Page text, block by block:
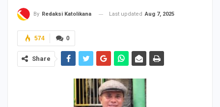
By Redaksi Katolikana Last updated Aug 7, 2025
0
574
Share